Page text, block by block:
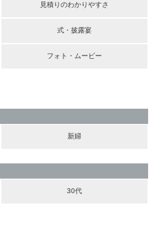
見積りのわかりやすさ
式・披露宴
フォト・ムービー
新婦
30代